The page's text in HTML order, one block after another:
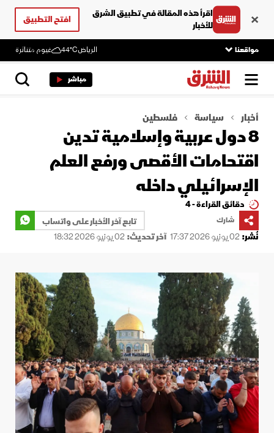
اقرأ هذه المقالة في تطبيق الشرق
للأخبار
افتح التطبيق
مواقعنا الرياض44°C غيوم متناثرة
مباشر
أخبار سياسة فلسطين
8 دول عربية وإسلامية تدين
اقتحامات الأقصى ورفع العلم
الإسرائيلي داخله
دقائق القراءة - 4
شارك
تابع آخر الأخبار على واتساب
نُشر:02 يونيو 2026 17:37 آخر تحديث:02 يونيو 2026 18:32